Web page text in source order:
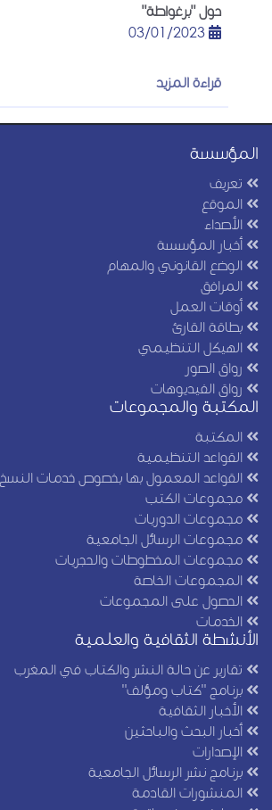
حول "برغواطة"
03/01/2023
قراءة المزيد
المؤسسة
تعريف
الموقع
الأصداء
أخبار المؤسسة
الوضع القانوني والمهام
المرافق
أوقات العمل
بطاقة القارئ
الهيكل التنظيمي
رواق الصور
رواق الفيديوهات
المكتبة والمجموعات
المكتبة
القواعد التنظيمية
القواعد المعمول بها بخصوص خدمات النسخ
مجموعات الكتب
مجموعات الدوريات
مجموعات الرسائل الجامعية
مجموعات المخطوطات والحجريات
المجموعات الخاصة
الحصول على المجموعات
الخدمات
الأنشطة الثقافية والعلمية
تقارير عن حالة النشر والكتاب في المغرب
برنامج "كتاب ومؤلف"
الأخبار الثقافية
أخبار البحث والباحثين
الإصدارات
برنامج نشر الرسائل الجامعية
المنشورات القادمة